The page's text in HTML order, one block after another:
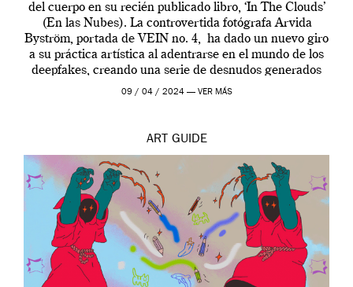
del cuerpo en su recién publicado libro, ‘In The Clouds’
(En las Nubes). La controvertida fotógrafa Arvida
Byström, portada de VEIN no. 4, ha dado un nuevo giro
a su práctica artística al adentrarse en el mundo de los
deepfakes, creando una serie de desnudos generados
por […]
09 / 04 / 2024 — VER MÁS
ART GUIDE